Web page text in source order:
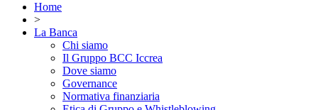
Home
>
La Banca
Chi siamo
Il Gruppo BCC Iccrea
Dove siamo
Governance
Normativa finanziaria